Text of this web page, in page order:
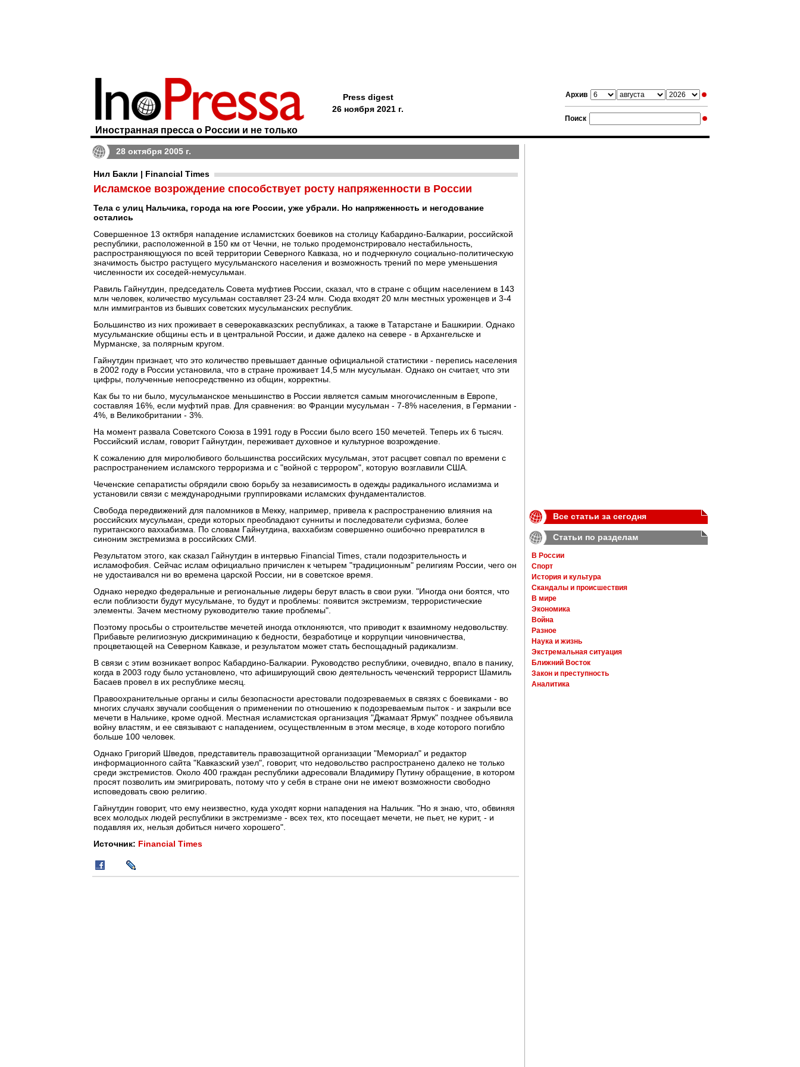
Архив
Поиск
Иностранная пресса о России и не только
Press digest
26 ноября 2021 г.
28 октября 2005 г.
Нил Бакли | Financial Times
Исламское возрождение способствует росту напряженности в России
Тела с улиц Нальчика, города на юге России, уже убрали. Но напряженность и негодование
остались
Совершенное 13 октября нападение исламистских боевиков на столицу Кабардино-Балкарии, российской
республики, расположенной в 150 км от Чечни, не только продемонстрировало нестабильность,
распространяющуюся по всей территории Северного Кавказа, но и подчеркнуло социально-политическую
значимость быстро растущего мусульманского населения и возможность трений по мере уменьшения
численности их соседей-немусульман.
Равиль Гайнутдин, председатель Совета муфтиев России, сказал, что в стране с общим населением в 143
млн человек, количество мусульман составляет 23-24 млн. Сюда входят 20 млн местных уроженцев и 3-4
млн иммигрантов из бывших советских мусульманских республик.
Большинство из них проживает в северокавказских республиках, а также в Татарстане и Башкирии. Однако
мусульманские общины есть и в центральной России, и даже далеко на севере - в Архангельске и
Мурманске, за полярным кругом.
Гайнутдин признает, что это количество превышает данные официальной статистики - перепись населения
в 2002 году в России установила, что в стране проживает 14,5 млн мусульман. Однако он считает, что эти
цифры, полученные непосредственно из общин, корректны.
Как бы то ни было, мусульманское меньшинство в России является самым многочисленным в Европе,
составляя 16%, если муфтий прав. Для сравнения: во Франции мусульман - 7-8% населения, в Германии -
4%, в Великобритании - 3%.
На момент развала Советского Союза в 1991 году в России было всего 150 мечетей. Теперь их 6 тысяч.
Российский ислам, говорит Гайнутдин, переживает духовное и культурное возрождение.
К сожалению для миролюбивого большинства российских мусульман, этот расцвет совпал по времени с
распространением исламского терроризма и с "войной с террором", которую возглавили США.
Чеченские сепаратисты обрядили свою борьбу за независимость в одежды радикального исламизма и
установили связи с международными группировками исламских фундаменталистов.
Свобода передвижений для паломников в Мекку, например, привела к распространению влияния на
российских мусульман, среди которых преобладают сунниты и последователи суфизма, более
пуританского ваххабизма. По словам Гайнутдина, ваххабизм совершенно ошибочно превратился в
синоним экстремизма в российских СМИ.
Результатом этого, как сказал Гайнутдин в интервью Financial Times, стали подозрительность и
исламофобия. Сейчас ислам официально причислен к четырем "традиционным" религиям России, чего он
не удостаивался ни во времена царской России, ни в советское время.
Однако нередко федеральные и региональные лидеры берут власть в свои руки. "Иногда они боятся, что
если поблизости будут мусульмане, то будут и проблемы: появится экстремизм, террористические
элементы. Зачем местному руководителю такие проблемы".
Поэтому просьбы о строительстве мечетей иногда отклоняются, что приводит к взаимному недовольству.
Прибавьте религиозную дискриминацию к бедности, безработице и коррупции чиновничества,
процветающей на Северном Кавказе, и результатом может стать беспощадный радикализм.
В связи с этим возникает вопрос Кабардино-Балкарии. Руководство республики, очевидно, впало в панику,
когда в 2003 году было установлено, что афиширующий свою деятельность чеченский террорист Шамиль
Басаев провел в их республике месяц.
Правоохранительные органы и силы безопасности арестовали подозреваемых в связях с боевиками - во
многих случаях звучали сообщения о применении по отношению к подозреваемым пыток - и закрыли все
мечети в Нальчике, кроме одной. Местная исламистская организация "Джамаат Ярмук" позднее объявила
войну властям, и ее связывают с нападением, осуществленным в этом месяце, в ходе которого погибло
больше 100 человек.
Однако Григорий Шведов, представитель правозащитной организации "Мемориал" и редактор
информационного сайта "Кавказский узел", говорит, что недовольство распространено далеко не только
среди экстремистов. Около 400 граждан республики адресовали Владимиру Путину обращение, в котором
просят позволить им эмигрировать, потому что у себя в стране они не имеют возможности свободно
исповедовать свою религию.
Гайнутдин говорит, что ему неизвестно, куда уходят корни нападения на Нальчик. "Но я знаю, что, обвиняя
всех молодых людей республики в экстремизме - всех тех, кто посещает мечети, не пьет, не курит, - и
подавляя их, нельзя добиться ничего хорошего".
Источник: Financial Times
Все статьи за сегодня
Статьи по разделам
В России
Спорт
История и культура
Скандалы и происшествия
В мире
Экономика
Война
Разное
Наука и жизнь
Экстремальная ситуация
Ближний Восток
Закон и преступность
Аналитика